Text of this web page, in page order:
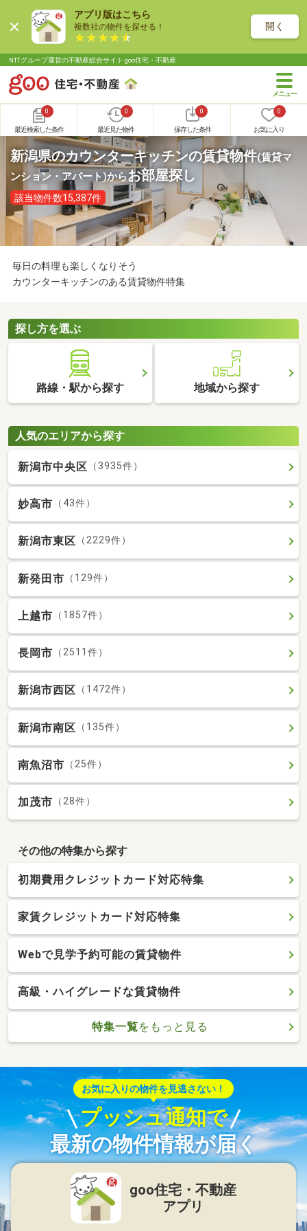
アプリ版はこちら
複数社の物件を探せる！ 開く
NTTグループ運営の不動産総合サイト goo住宅・不動産
0
最近検索した条件
0
最近見た物件
0
保存した条件
0
お気に入り
新潟県のカウンターキッチンの賃貸物件(賃貸マ
ンション・アパート)からお部屋探し
該当物件数15,387件
毎日の料理も楽しくなりそう
カウンターキッチンのある賃貸物件特集
探し方を選ぶ
路線・駅から探す 地域から探す
人気のエリアから探す
新潟市中央区 （3935件）
妙高市 （43件）
新潟市東区 （2229件）
新発田市 （129件）
上越市 （1857件）
長岡市 （2511件）
新潟市西区 （1472件）
新潟市南区 （135件）
南魚沼市 （25件）
加茂市 （28件）
その他の特集から探す
初期費用クレジットカード対応特集
家賃クレジットカード対応特集
Webで見学予約可能の賃貸物件
高級・ハイグレードな賃貸物件
特集一覧をもっと見る
お気に入りの物件を見逃さない！
プッシュ通知で
最新の物件情報が届く
goo住宅・不動産
アプリ